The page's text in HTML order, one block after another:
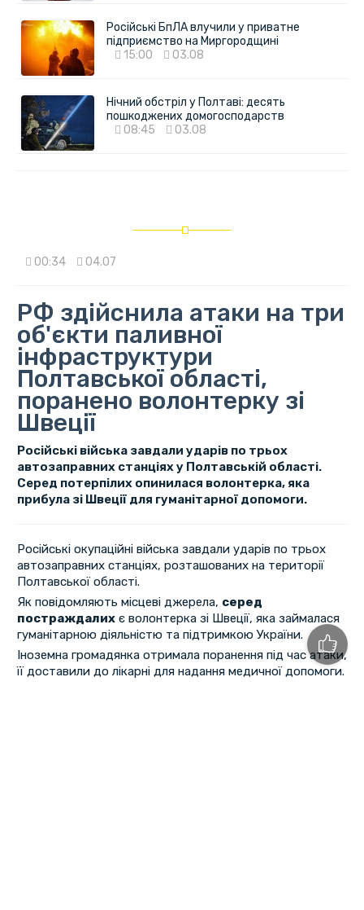
Російські БпЛА влучили у приватне
підприємство на Миргородщині
15:00
03.08
Нічний обстріл у Полтаві: десять
пошкоджених домогосподарств
08:45
03.08
00:34 04.07
РФ здійснила атаки на три
об'єкти паливної
інфраструктури
Полтавської області,
поранено волонтерку зі
Швеції
Російські війська завдали ударів по трьох
автозаправних станціях у Полтавській області.
Серед потерпілих опинилася волонтерка, яка
прибула зі Швеції для гуманітарної допомоги.
Російські окупаційні війська завдали ударів по трьох
автозаправних станціях, розташованих на території
Полтавської області.
Як повідомляють місцеві джерела, серед
постраждалихє волонтерка зі Швеції, яка займалася
гуманітарною діяльністю та підтримкою України.
Іноземна громадянка отримала поранення під час атаки,
її доставили до лікарні для надання медичної допомоги.